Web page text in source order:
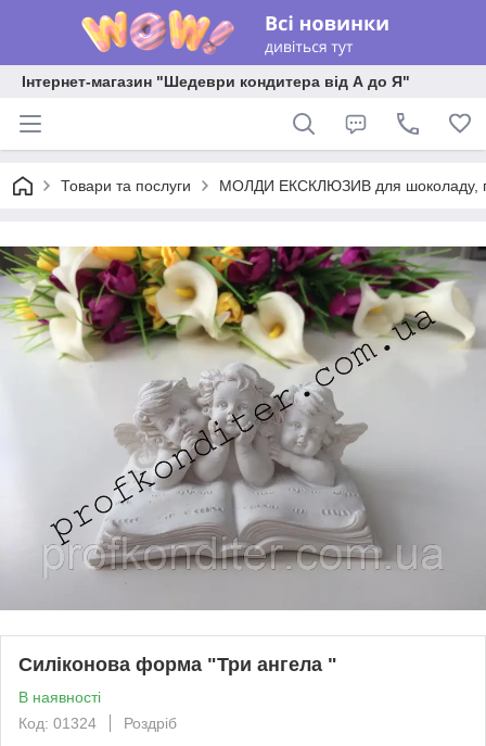
Інтернет-магазин "Шедеври кондитера від А до Я"
Товари та послуги МОЛДИ ЕКСКЛЮЗИВ для шоколаду,
Силіконова форма "Три ангела "
В наявності
Код: 01324
Роздріб